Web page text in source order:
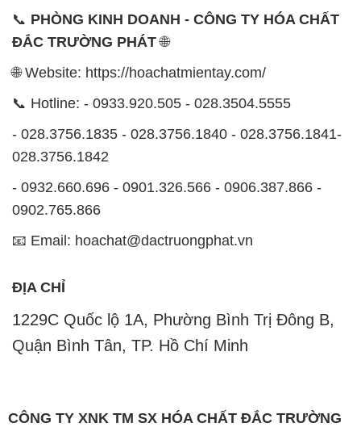
- 028.3756.1835 - 028.3756.1840 - 028.3756.1841-
0902.765.866
📧 Email: hoachat@dactruongphat.vn
ĐỊA CHỈ
1229C Quốc lộ 1A, Phường Bình Trị Đông B,
Quận Bình Tân, TP. Hồ Chí Minh
CÔNG TY XNK TM SX HÓA CHẤT ĐẮC TRƯỜNG
PHÁT
chuyên kinh doanh và phân phối các loại hóa chất